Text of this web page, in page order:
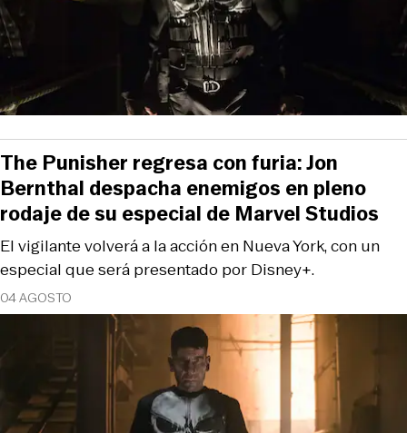
04 AGOSTO
El vigilante volverá a la acción en Nueva York, con un
especial que será presentado por Disney+.
The Punisher regresa con furia: Jon
Bernthal despacha enemigos en pleno
rodaje de su especial de Marvel Studios